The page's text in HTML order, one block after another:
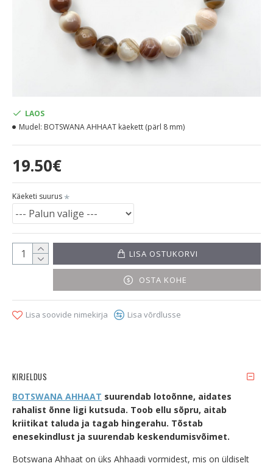
19.50€
LAOS
Mudel: BOTSWANA AHHAAT käekett (pärl 8 mm)
Käeketi suurus
LISA OSTUKORVI
OSTA KOHE
Lisa soovide nimekirja Lisa võrdlusse
KIRJELDUS
BOTSWANA AHHAAT suurendab lotoõnne, aidates
rahalist õnne ligi kutsuda. Toob ellu sõpru, aitab
kriitikat taluda ja tagab hingerahu. Tõstab
enesekindlust ja suurendab keskendumisvõimet.
Botswana Ahhaat on üks Ahhaadi vormidest, mis on üldiselt